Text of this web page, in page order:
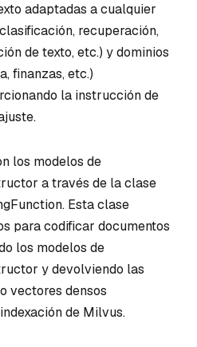
adaptadas a cualquier
recuperación,
de texto, etc.) y dominios
finanzas, etc.)
la instrucción de
los modelos de
a través de la clase
Esta clase
para codificar documentos
los modelos de
y devolviendo las
vectores densos
de Milvus.